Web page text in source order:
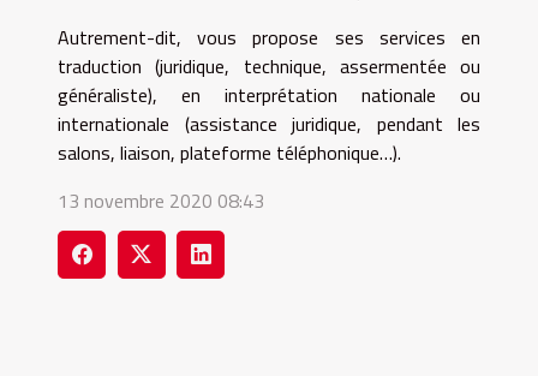
Autrement-dit, vous propose ses services en
traduction (juridique, technique, assermentée ou
généraliste), en interprétation nationale ou
internationale (assistance juridique, pendant les
salons, liaison, plateforme téléphonique…).
13 novembre 2020 08:43